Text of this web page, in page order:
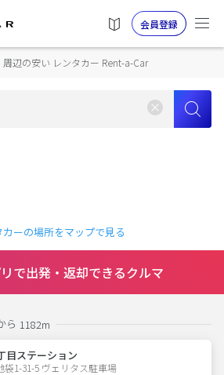
会員登録
辺の安い レンタカー Rent-a-Car
カーの場所をマップで見る
で出発・返却できるクルマ
ら 1182m
目ステーション
袋1-31-5 ヴェリタス駐車場